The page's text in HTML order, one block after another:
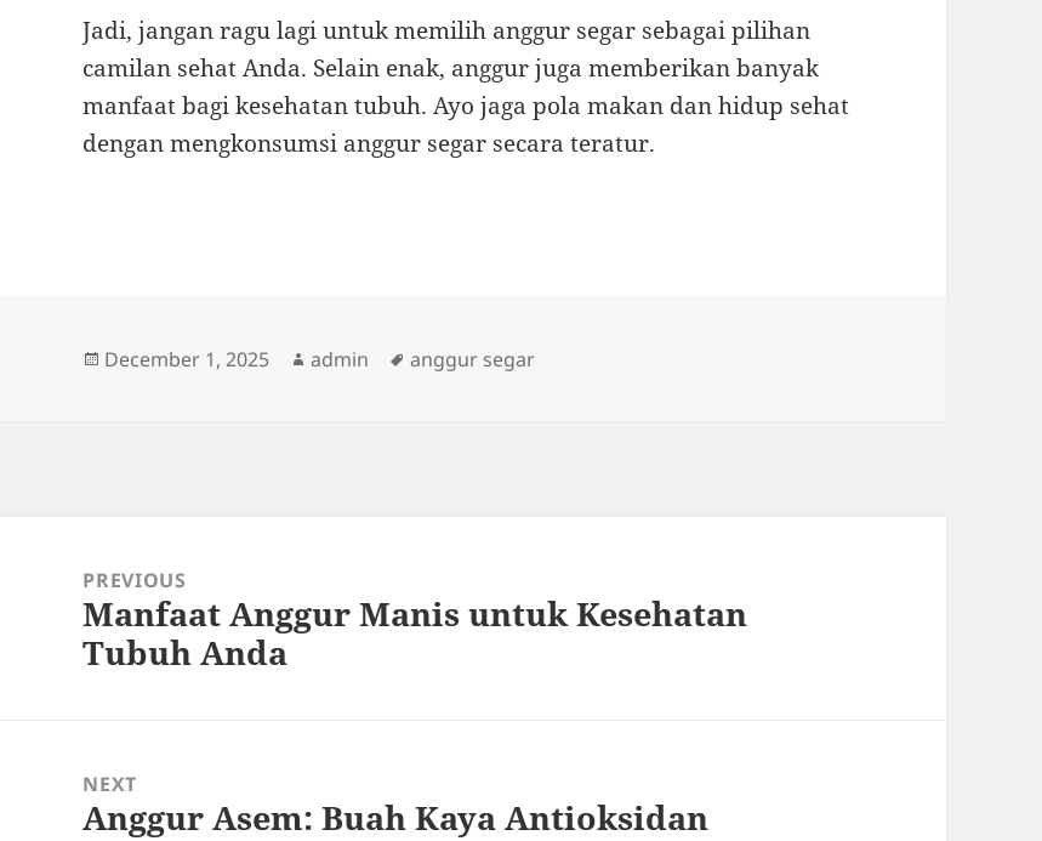
Jadi, jangan ragu lagi untuk memilih anggur segar sebagai pilihan
camilan sehat Anda. Selain enak, anggur juga memberikan banyak
manfaat bagi kesehatan tubuh. Ayo jaga pola makan dan hidup sehat
dengan mengkonsumsi anggur segar secara teratur.
Posted
December 1, 2025 Author
admin Tags
anggur segar
navigationPREVIOUS
Previous
post:
Manfaat Anggur Manis untuk Kesehatan
Tubuh Anda
NEXT
Next
Anggur Asem: Buah Kaya Antioksidan